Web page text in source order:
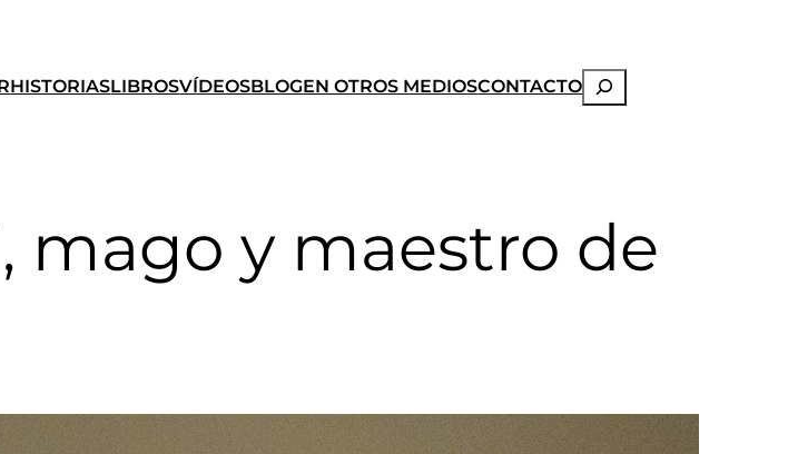
HISTORIASLIBROSVÍDEOSBLOGEN OTROS MEDIOSCONTACTOBuscar
mago y maestro de